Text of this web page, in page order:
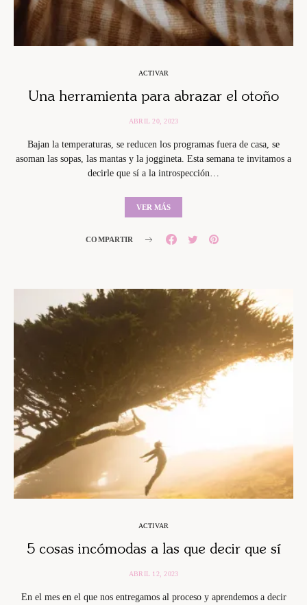
ACTIVAR
Una herramienta para abrazar el otoño
ABRIL 20, 2023
Bajan la temperaturas, se reducen los programas fuera de casa, se
asoman las sopas, las mantas y la joggineta. Esta semana te invitamos a
decirle que sí a la introspección…
VER MÁS
COMPARTIR
ACTIVAR
5 cosas incómodas a las que decir que sí
ABRIL 12, 2023
En el mes en el que nos entregamos al proceso y aprendemos a decir